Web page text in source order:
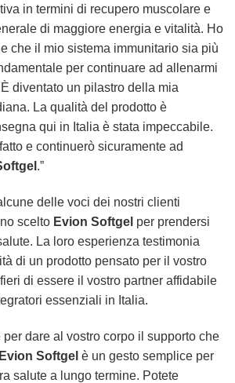
in termini di recupero muscolare e
di maggiore energia e vitalità. Ho
che il mio sistema immunitario sia più
per continuare ad allenarmi
diventato un pilastro della mia
La qualità del prodotto è
qui in Italia è stata impeccabile.
e continuerò sicuramente ad
.”
delle voci dei nostri clienti
scelto Evion Softgel per prendersi
La loro esperienza testimonia
di un prodotto pensato per il vostro
di essere il vostro partner affidabile
essenziali in Italia.
per dare al vostro corpo il supporto che
Evion Softgel è un gesto semplice per
salute a lungo termine. Potete